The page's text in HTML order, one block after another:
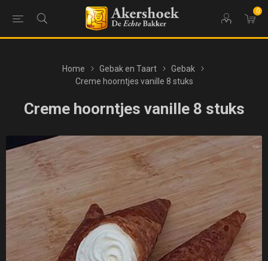
0
Home Gebak en Taart
Gebak
Creme hoorntjes vanille 8 stuks
Creme hoorntjes vanille 8 stuks